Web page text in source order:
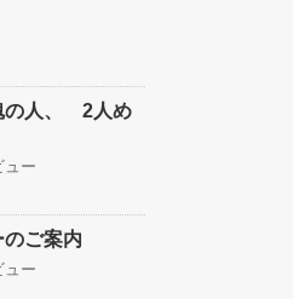
の人、 2人め
ュー
のご案内
ュー